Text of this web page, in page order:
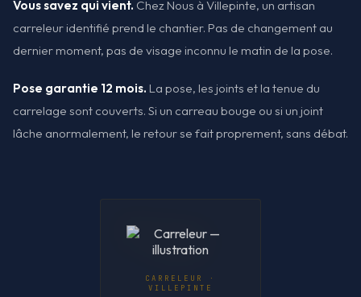
Vous savez qui vient. Chez Nous à Villepinte, un artisan
carreleur identifié prend le chantier. Pas de changement au
dernier moment, pas de visage inconnu le matin de la pose.
Pose garantie 12 mois. La pose, les joints et la tenue du
carrelage sont couverts. Si un carreau bouge ou si un joint
lâche anormalement, le retour se fait proprement, sans débat.
CARRELEUR ·
VILLEPINTE